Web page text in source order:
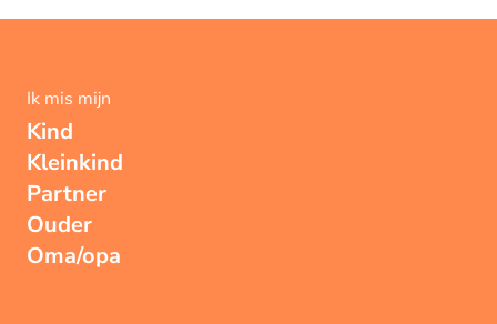
Ik mis mijn
Kind
Kleinkind
Partner
Ouder
Oma/opa